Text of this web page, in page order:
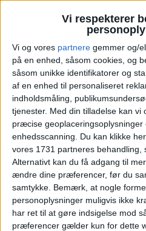
Vi respekterer
Vi og vores partnere gemmer og/
på en enhed, såsom cookies, og
såsom unikke identifikatorer og
af en enhed til personaliseret
indholdsmåling,
tjenester. Med din tilladelse kan vi
præcise geoplaceringsoplysninger
enhedsscanning. Du kan klikke
vores 1731 partneres behandling,
Alternativt kan du få adgang til
ændre dine præferencer, før du
samtykke. Bemærk, at nogle
personoplysninger muligvis ikke
har ret til at gøre indsigelse mod
præferencer gælder kun for dette
KØBENHAVN: 6. – 9.
HOTEL 1.034,-
FLY 1.385,-
I ALT 2.419,-
Bemærk:Den samlede
2.068,- for 2 personer i et
1.034,- per person.